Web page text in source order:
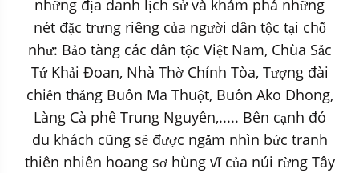
những địa danh lịch sửvà khám phá những
nét đặc trưng riêng của người dân tộc tại chỗ
như: Bảo tàng các dân tộc Việt Nam, Chùa Sắc
TứKhải Đoan, Nhà ThờChính Tòa, Tượng đài
chiến thắng Buôn Ma Thuột, Buôn Ako Dhong,
Làng Cà phê Trung Nguyên,..... Bên cạnh đó
du khách cũng sẽđược ngắm nhìn bức tranh
thiên nhiên hoang sơhùng vĩcủa núi rừng Tây